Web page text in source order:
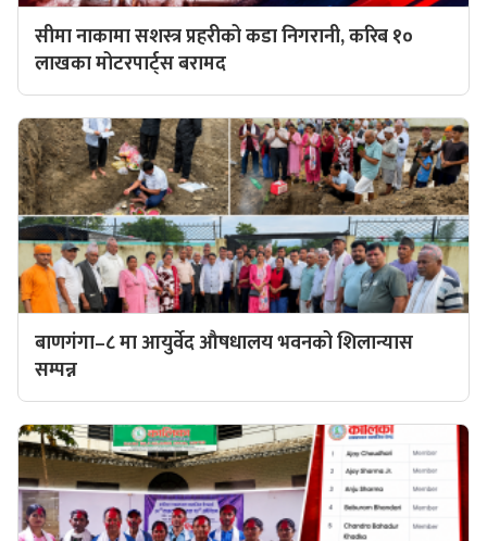
सीमा नाकामा सशस्त्र प्रहरीको कडा निगरानी, करिब १०
लाखका मोटरपार्ट्स बरामद
बाणगंगा–८ मा आयुर्वेद औषधालय भवनको शिलान्यास
सम्पन्न